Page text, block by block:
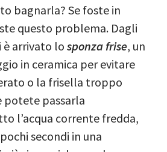
bagnarla? Se foste in
questo problema. Dagli
è arrivato lo sponza frise, un
in ceramica per evitare
o la frisella troppo
potete passarla
l’acqua corrente fredda,
secondi in una